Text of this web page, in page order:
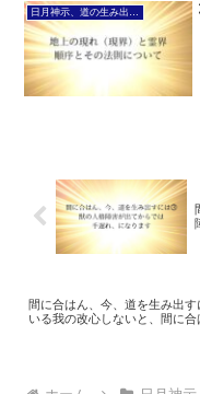
間に合はん、今、道を生み出
いる我の改心しないと、間に